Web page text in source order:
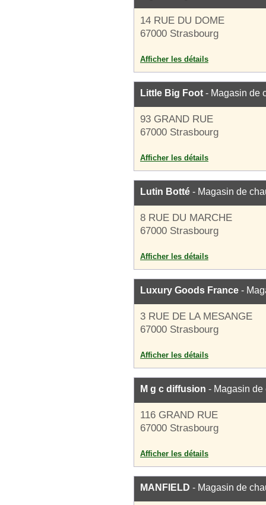
14 RUE DU DOME
67000 Strasbourg
Afficher les détails
Little Big Foot - Magasin de
93 GRAND RUE
67000 Strasbourg
Afficher les détails
Lutin Botté - Magasin de
8 RUE DU MARCHE
67000 Strasbourg
Afficher les détails
Luxury Goods France -
3 RUE DE LA MESANGE
67000 Strasbourg
Afficher les détails
M g c diffusion - Magasin de
116 GRAND RUE
67000 Strasbourg
Afficher les détails
MANFIELD - Magasin de